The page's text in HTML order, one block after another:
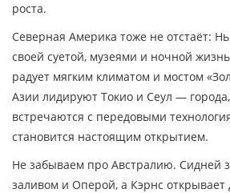
роста.
Северная Америка тоже не отстаёт:
своей суетой, музеями и ночной
радует мягким климатом и мостом
Азии лидируют Токио и Сеул —
встречаются с передовыми
становится настоящим открытием.
Не забываем про Австралию. Сидней
заливом и Оперой, а Кэрнс открывает